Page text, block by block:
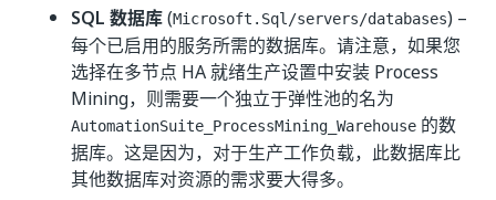
SQL 数据库(Microsoft.Sql/servers/databases) –
每个已启用的服务所需的数据库。请注意，如果您
选择在多节点 HA 就绪生产设置中安装 Process
Mining，则需要一个独立于弹性池的名为
AutomationSuite_ProcessMining_Warehouse 的数
据库。这是因为，对于生产工作负载，此数据库比
其他数据库对资源的需求要大得多。